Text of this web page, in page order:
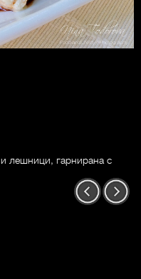
лешници, гарнирана с